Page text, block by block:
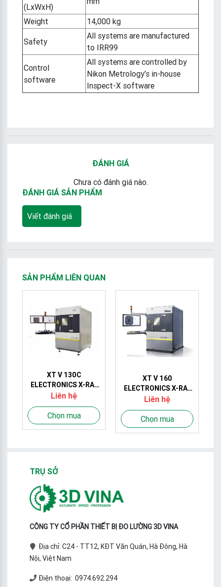
(LxWxH)
Weight 14,000 kg
Safety
All systems are manufactured
to IRR99
Control
software
All systems are controlled by
Nikon Metrology’s in-house
Inspect-X software
ĐÁNH GIÁ
Chưa có đánh giá nào.
ĐÁNH GIÁ SẢN PHẨM
Viết đánh giá
SẢN PHẨM LIÊN QUAN
XT V 130C
ELECTRONICS X-RAY
SYSTEM
Liên hệ
Chọn mua
XT V 160
ELECTRONICS X-RAY
SYSTEM
Liên hệ
Chọn mua
TRỤ SỞ
CÔNG TY CỔ PHẦN THIẾT BỊ ĐO LƯỜNG 3D VINA
Địa chỉ: C24 - TT12, KĐT Văn Quán, Hà Đông, Hà
Nội, Việt Nam
Điện thoại: 0974.692.294